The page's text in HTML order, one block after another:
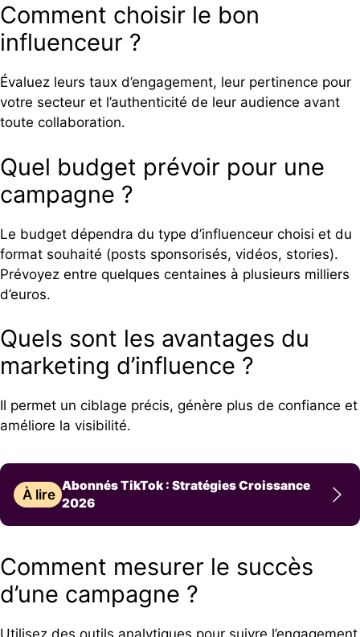
Comment choisir le bon
influenceur ?
Évaluez leurs taux d’engagement, leur pertinence pour
votre secteur et l’authenticité de leur audience avant
toute collaboration.
Quel budget prévoir pour une
campagne ?
Le budget dépendra du type d’influenceur choisi et du
format souhaité (posts sponsorisés, vidéos, stories).
Prévoyez entre quelques centaines à plusieurs milliers
d’euros.
Quels sont les avantages du
marketing d’influence ?
Il permet un ciblage précis, génère plus de confiance et
améliore la visibilité.
À lire
Abonnés TikTok : Stratégies Croissance
2026
Comment mesurer le succès
d’une campagne ?